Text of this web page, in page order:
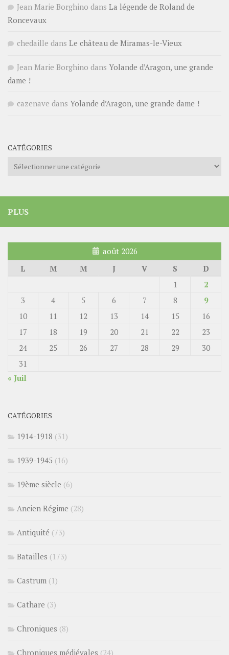
Jean Marie Borghino dans La légende de Roland de
Roncevaux
chedaille dans Le château de Miramas-le-Vieux
Jean Marie Borghino dans Yolande d’Aragon, une grande
dame !
cazenave dans Yolande d’Aragon, une grande dame !
CATÉGORIES
Catégories
PLUS
août 2026
L
M M J V S
D
1
2
3
4 5 6 7 8
9
10
11 12 13 14 15
16
17
18 19 20 21 22
23
24
25 26 27 28 29
30
31
« Juil
CATÉGORIES
1914-1918 (31)
1939-1945 (16)
19ème siècle (6)
Ancien Régime (28)
Antiquité (73)
Batailles (173)
Castrum (1)
Cathare (3)
Chroniques (8)
Chroniques médiévales (24)